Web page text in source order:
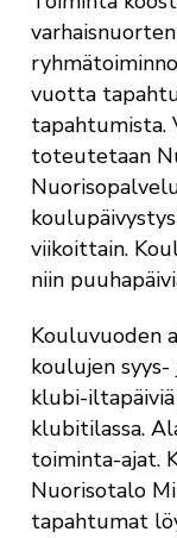
vuotta
tapahtumista.
toteutetaan
viikoittain.
niin
Kouluvuoden
koulujen
klubi-
klubitilassa.
toiminta-ajat.
Nuorisotalo
tapahtumat